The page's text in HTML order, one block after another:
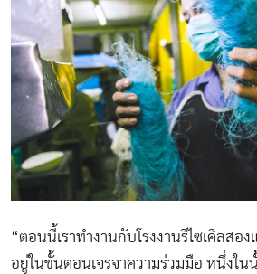
“ตอนนี้เราทำงานกับโรงงานรีไซเคิลสอ
อยู่ในขั้นตอนเจรจาความร่วมมือ หนึ่งใน